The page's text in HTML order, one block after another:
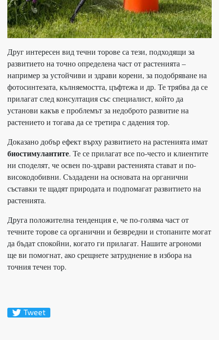
Друг интересен вид течни торове са тези, подходящи за
развитието на точно определена част от растенията –
например за устойчиви и здрави корени, за подобряване на
фотосинтезата, кълняемостта, цъфтежа и др. Те трябва да се
прилагат след консултация със специалист, който да
установи какъв е проблемът за недоброто развитие на
растението и тогава да се третира с дадения тор.
Доказано добър ефект върху развитието на растенията имат
биостимулантите. Те се прилагат все по-често и клиентите
ни споделят, че освен по-здрави растенията стават и по-
високодобивни. Създадени на основата на органични
съставки те щадят природата и подпомагат развитието на
растенията.
Друга положителна тенденция е, че по-голяма част от
течните торове са органични и безвредни и стопаните могат
да бъдат спокойни, когато ги прилагат. Нашите агрономи
ще ви помогнат, ако срещнете затруднение в избора на
точния течен тор.
Tweet